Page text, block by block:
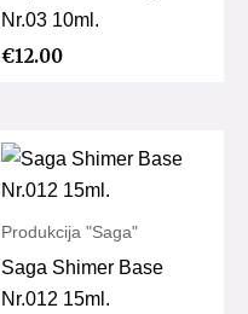
Nr.03 10ml.
€12.00
Produkcija "Saga"
Saga Shimer Base
Nr.012 15ml.